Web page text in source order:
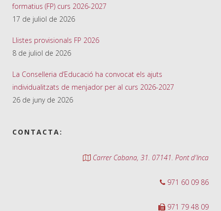
formatius (FP) curs 2026-2027
17 de juliol de 2026
Llistes provisionals FP 2026
8 de juliol de 2026
La Conselleria d’Educació ha convocat els ajuts
individualitzats de menjador per al curs 2026-2027
26 de juny de 2026
CONTACTA:
Carrer Cabana, 31. 07141. Pont d'Inca
971 60 09 86
971 79 48 09